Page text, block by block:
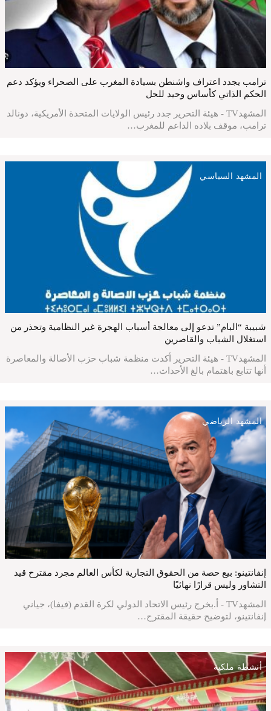
ترامب يجدد اعتراف واشنطن بسيادة المغرب على الصحراء ويؤكد دعم
الحكم الذاتي كأساس وحيد للحل
المشهدTV - هيئة التحرير جدد رئيس الولايات المتحدة الأمريكية، دونالد
ترامب، موقف بلاده الداعم للمغرب…
المشهد السياسي
شبيبة “البام” تدعو إلى معالجة أسباب الهجرة غير النظامية وتحذر من
استغلال الشباب والقاصرين
المشهدTV - هيئة التحرير أكدت منظمة شباب حزب الأصالة والمعاصرة
أنها تتابع باهتمام بالغ الأحداث…
المشهد الرياضي
إنفانتينو: بيع حصة من الحقوق التجارية لكأس العالم مجرد مقترح قيد
التشاور وليس قرارًا نهائيًا
المشهدTV - أ.بخرج رئيس الاتحاد الدولي لكرة القدم (فيفا)، جياني
إنفانتينو، لتوضيح حقيقة المقترح…
أنشطة ملكية